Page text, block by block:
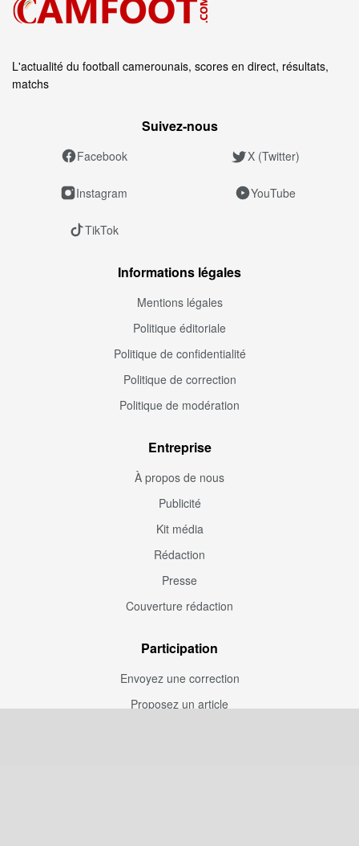
L'actualité du football camerounais, scores en direct, résultats,
matchs
Suivez‑nous
Facebook X (Twitter)
Instagram YouTube
TikTok
Informations légales
Mentions légales
Politique éditoriale
Politique de confidentialité
Politique de correction
Politique de modération
Entreprise
À propos de nous
Publicité
Kit média
Rédaction
Presse
Couverture rédaction
Participation
Envoyez une correction
Proposez un article